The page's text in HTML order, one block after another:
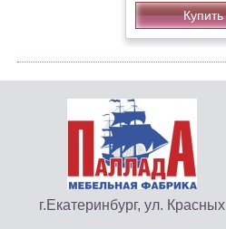
Купить
г.Екатеринбург, ул. Красных